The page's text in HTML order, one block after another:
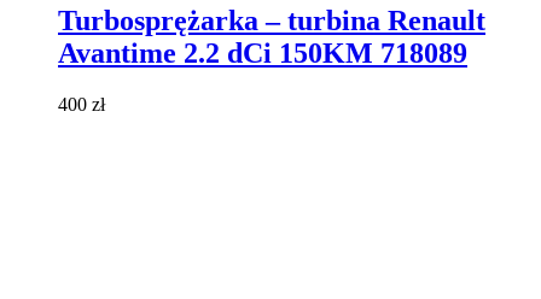
ma
wiele
wariantów.
Turbosprężarka – turbina Renault
Avantime 2.2 dCi 150KM 718089
400 zł